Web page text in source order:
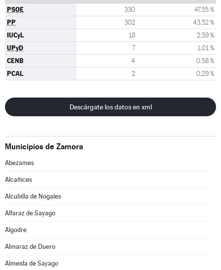
PSOE 330 47,55 %
PP 302 43,52 %
IUCyL 18 2,59 %
UPyD 7 1,01 %
CENB 4 0,58 %
PCAL 2 0,29 %
Descárgate los datos en xml
Municipios de Zamora
Abezames
Alcañices
Alcubilla de Nogales
Alfaraz de Sayago
Algodre
Almaraz de Duero
Almeida de Sayago